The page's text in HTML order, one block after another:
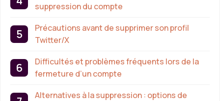
suppression du compte
Précautions avant de supprimer son profil
Twitter/X
Difficultés et problèmes fréquents lors de la
fermeture d’un compte
Alternatives à la suppression : options de